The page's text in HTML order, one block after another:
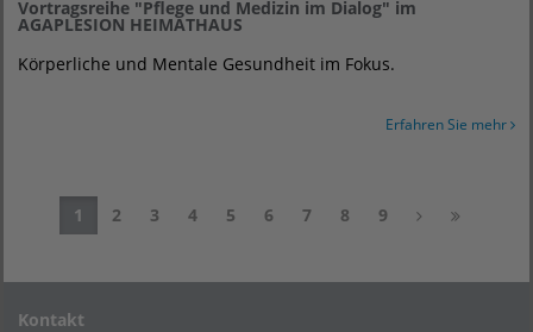
Vortragsreihe "Pflege und Medizin im Dialog" im
AGAPLESION HEIMATHAUS
Körperliche und Mentale Gesundheit im Fokus.
Erfahren Sie mehr
1 2 3 4 5 6 7 8 9
Kontakt